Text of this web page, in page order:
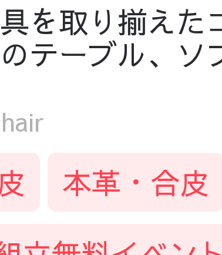
を取り揃えた
テーブル、ソ
本革・合皮